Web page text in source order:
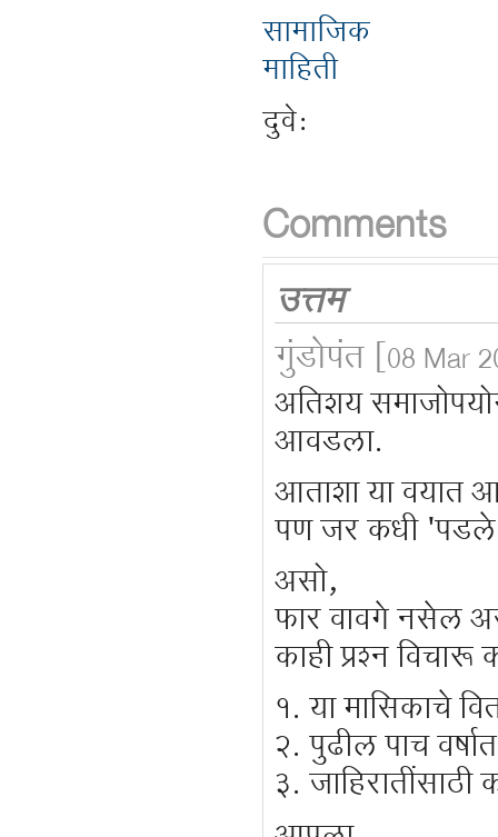
सामाजिक
माहिती
दुवे:
Comments
उत्तम
गुंडोपंत [08 Mar
अतिशय
आवडला.
आताशा या वयात
पण जर कधी
असो,
फार वावगे नसेल
काही प्रश्न विचारू
१. या मासिकाचे
२. पुढील पाच
३.